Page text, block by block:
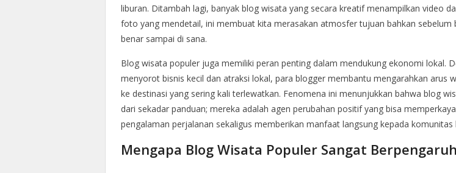
liburan. Ditambah lagi, banyak blog wisata yang secara kreatif menampilkan video
foto yang mendetail, ini membuat kita merasakan atmosfer tujuan bahkan sebelum
benar sampai di sana.
Blog wisata populer juga memiliki peran penting dalam mendukung ekonomi lokal.
menyorot bisnis kecil dan atraksi lokal, para blogger membantu mengarahkan arus
ke destinasi yang sering kali terlewatkan. Fenomena ini menunjukkan bahwa blog
dari sekadar panduan; mereka adalah agen perubahan positif yang bisa memperkaya
pengalaman perjalanan sekaligus memberikan manfaat langsung kepada komunitas
Mengapa Blog Wisata Populer Sangat